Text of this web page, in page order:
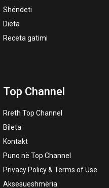
Shëndeti
Dieta
Receta gatimi
Top Channel
Rreth Top Channel
Bileta
Kontakt
Puno në Top Channel
Privacy Policy & Terms of Use
Aksesueshmëria